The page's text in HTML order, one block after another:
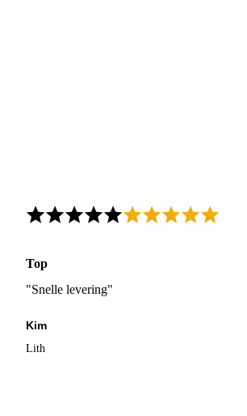
Top
"Snelle levering"
Kim
Lith